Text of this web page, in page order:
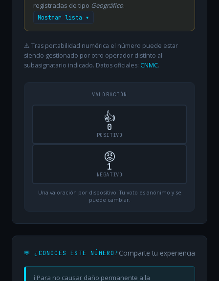
registradas de tipo Geográfico.
Mostrar lista ▾
⚠️ Tras portabilidad numérica el número puede estar
siendo gestionado por otro operador distinto al
subasignatario indicado. Datos oficiales: CNMC.
VALORACIÓN
👍
0
POSITIVO
😡
1
NEGATIVO
Una valoración por dispositivo. Tu voto es anónimo y se
puede cambiar.
💬 ¿CONOCES ESTE NÚMERO? Comparte tu experiencia
ℹ️ Para no causar daño permanente a la